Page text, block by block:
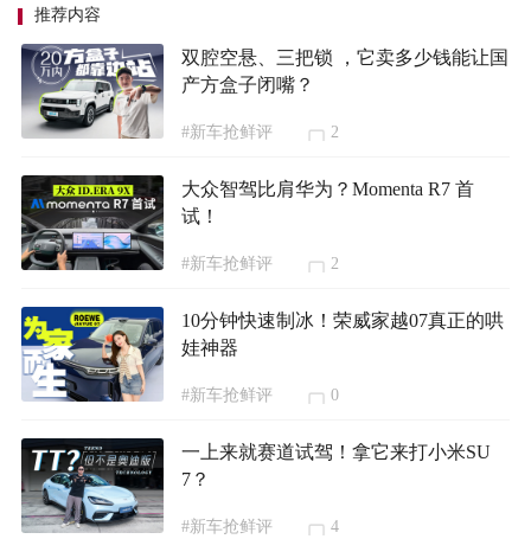
推荐内容
双腔空悬、三把锁 ，它卖多少钱能让国
产方盒子闭嘴？
#新车抢鲜评 2
大众智驾比肩华为？Momenta R7 首
试！
#新车抢鲜评 2
10分钟快速制冰！荣威家越07真正的哄
娃神器
#新车抢鲜评 0
一上来就赛道试驾！拿它来打小米SU
7？
#新车抢鲜评 4